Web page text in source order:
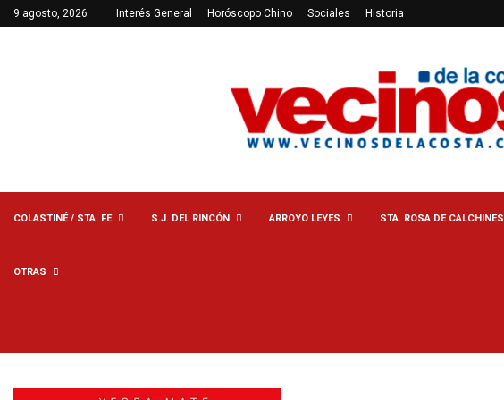
9 agosto, 2026 Interés General Horóscopo Chino Sociales Historia
COLASTINÉ / STA. FE S.J. DEL RINCÓN ARROYO LEYES STA. ROSA DE CALCHINES
OTRAS